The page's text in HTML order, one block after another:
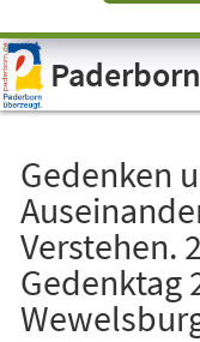
Visuelle
Assistenzsoftware
öffnen.Paderborn
Gedenken
Verstehen.
Gedenktag